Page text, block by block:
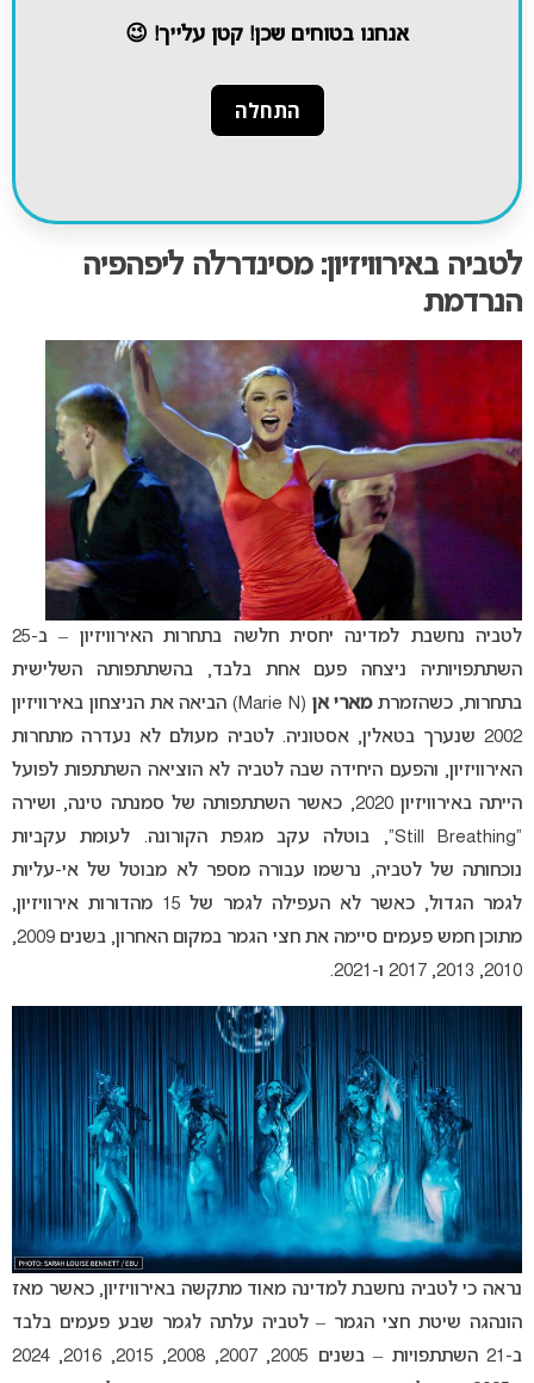
אנחנו בטוחים שכן! קטן עלייך! 😉
לטביה באירוויזיון: מסינדרלה ליפהפיה
הנרדמת
לטביה נחשבת למדינה יחסית חלשה בתחרות האירוויזיון – ב-25
השתתפויותיה ניצחה פעם אחת בלבד, בהשתתפותה השלישית
בתחרות, כשהזמרתמארי אן
(Marie N) הביאה את הניצחון באירוויזיון
2002 שנערך בטאלין, אסטוניה. לטביה מעולם לא נעדרה מתחרות
האירוויזיון, והפעם היחידה שבה לטביה לא הוציאה השתתפות לפועל
הייתה באירוויזיון 2020, כאשר השתתפותה של סמנתה טינה, ושירה
“Still Breathing”, בוטלה עקב מגפת הקורונה. לעומת עקביות
נוכחותה של לטביה, נרשמו עבורה מספר לא מבוטל של אי-עליות
לגמר הגדול, כאשר לא העפילה לגמר של 15 מהדורות אירוויזיון,
מתוכן חמש פעמים סיימה את חצי הגמר במקום האחרון, בשנים 2009,
2010, 2013, 2017 ו-2021.
נראה כי לטביה נחשבת למדינה מאוד מתקשה באירוויזיון, כאשר מאז
הונהגה שיטת חצי הגמר – לטביה עלתה לגמר שבע פעמים בלבד
ב-21 השתתפויות – בשנים 2005, 2007, 2008, 2015, 2016, 2024